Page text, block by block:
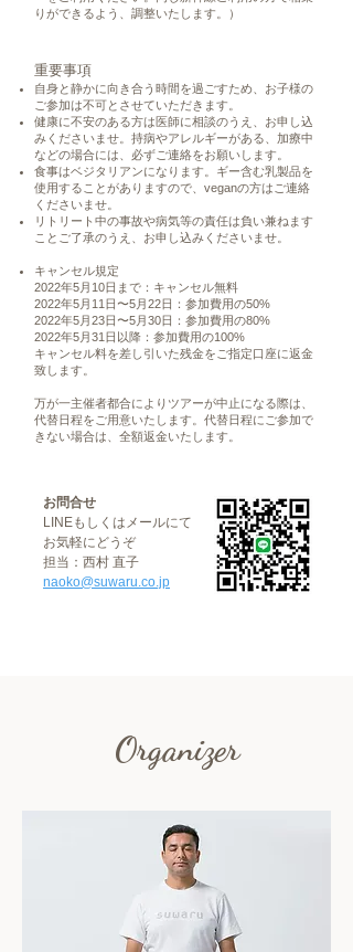
りができるよう、調整いたします。）
重要事項
自身と静かに向き合う時間を過ごすため、お子様の
ご参加は不可とさせていただきます。
健康に不安のある方は医師に相談のうえ、お申し込
みくださいませ。持病やアレルギーがある、加療中
などの場合には、必ずご連絡をお願いします。
食事はベジタリアンになります。ギー含む乳製品を
使用することがありますので、veganの方はご連絡
くださいませ。
リトリート中の事故や病気等の責任は負い兼ねます
ことご了承のうえ、お申し込みくださいませ。
キャンセル規定
2022年5月10日まで：キャンセル無料
2022年5月11日〜5月22日：参加費用の50%
2022年5月23日〜5月30日：参加費用の80%
2022年5月31日以降：参加費用の100%
キャンセル料を差し引いた残金をご指定口座に返金
致します。
万が一主催者都合によりツアーが中止になる際は、
代替日程をご用意いたします。 代替日程にご参加で
きない場合は、全額返金いたします。
お問合せ
LINEもしくはメールにて
お気軽にどうぞ
担当：西村 直子
naoko@suwaru.co.jp
Organizer